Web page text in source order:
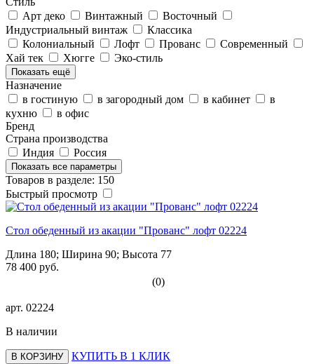
Арт деко
Винтажный
Восточный
Индустриальный винтаж
Классика
Колониальный
Лофт Прованс
Современный
Хай тек
Хюгге Эко-стиль
Показать ещё
Назначение
в гостиную
в загородный дом в кабинет
в
кухню
в офис
Бренд
Страна производства
Индия
Россия
Показать все параметры
Товаров в разделе: 150
Быстрый просмотр
Стол обеденный из акации "Прованс" лофт 02224
Длина 180; Ширина 90; Высота 77
78 400 руб.
(0)
арт. 02224
В наличии
В КОРЗИНУ
КУПИТЬ В 1 КЛИК